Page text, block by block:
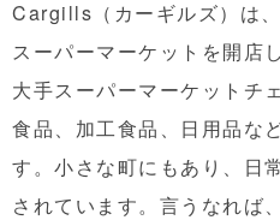
Cargills（カーギルズ）は
スーパーマーケットを開店
大手スーパーマーケットチ
食品、加工食品、日用品な
す。小さな町にもあり、日
されています。言うなれば